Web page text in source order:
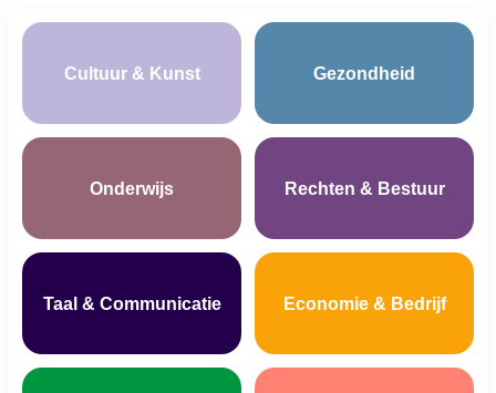
Cultuur & Kunst Gezondheid
Onderwijs Rechten & Bestuur
Taal & Communicatie Economie & Bedrijf